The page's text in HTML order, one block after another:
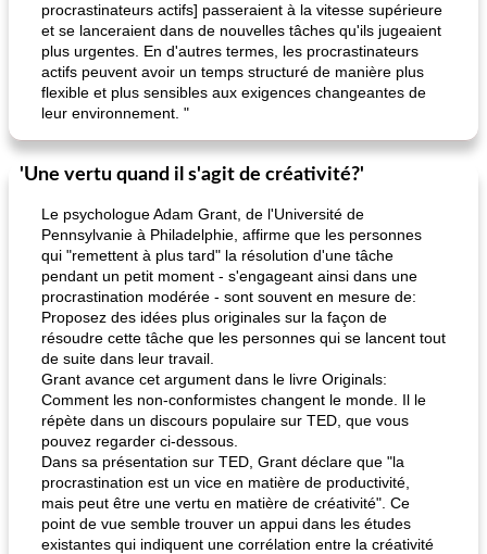
procrastinateurs actifs] passeraient à la vitesse supérieure
et se lanceraient dans de nouvelles tâches qu'ils jugeaient
plus urgentes. En d'autres termes, les procrastinateurs
actifs peuvent avoir un temps structuré de manière plus
flexible et plus sensibles aux exigences changeantes de
leur environnement. "
'Une vertu quand il s'agit de créativité?'
Le psychologue Adam Grant, de l'Université de
Pennsylvanie à Philadelphie, affirme que les personnes
qui "remettent à plus tard" la résolution d'une tâche
pendant un petit moment - s'engageant ainsi dans une
procrastination modérée - sont souvent en mesure de:
Proposez des idées plus originales sur la façon de
résoudre cette tâche que les personnes qui se lancent tout
de suite dans leur travail.
Grant avance cet argument dans le livre Originals:
Comment les non-conformistes changent le monde. Il le
répète dans un discours populaire sur TED, que vous
pouvez regarder ci-dessous.
Dans sa présentation sur TED, Grant déclare que "la
procrastination est un vice en matière de productivité,
mais peut être une vertu en matière de créativité". Ce
point de vue semble trouver un appui dans les études
existantes qui indiquent une corrélation entre la créativité